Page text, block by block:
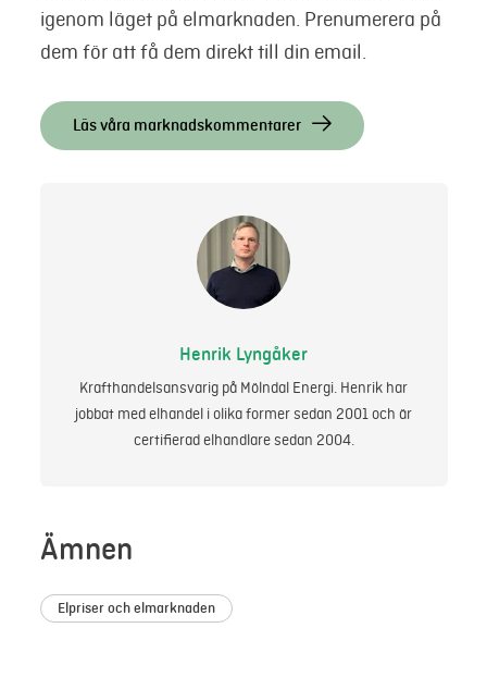
igenom läget på elmarknaden. Prenumerera på
dem för att få dem direkt till din email.
Läs våra marknadskommentarer
Henrik Lyngåker
Krafthandelsansvarig på Mölndal Energi. Henrik har
jobbat med elhandel i olika former sedan 2001 och är
certifierad elhandlare sedan 2004.
Ämnen
Elpriser och elmarknaden